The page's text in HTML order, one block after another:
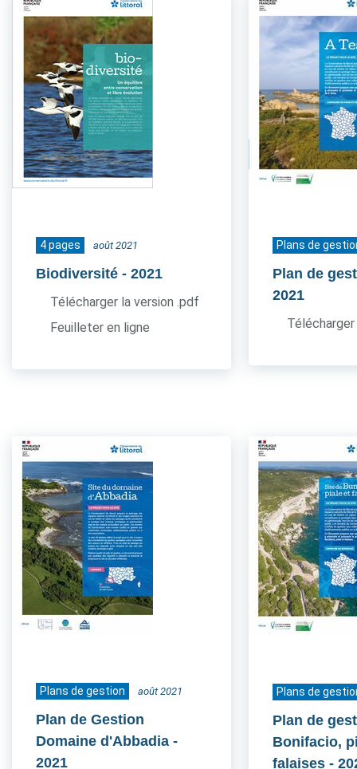
4 pages août 2021
Biodiversité - 2021
Télécharger la version .pdf
Feuilleter en ligne
Plans de
Plan de
2021
Plans de gestion août 2021
Plan de Gestion
Domaine d'Abbadia -
2021
Plans de
Plan de
Bonifacio,
falaises -